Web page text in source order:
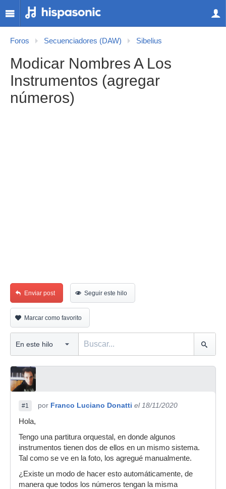
Foros Secuenciadores (DAW) Sibelius
Modicar Nombres A Los
Instrumentos (agregar
números)
Enviar post Seguir este hilo
Marcar como favorito
#1 por Franco Luciano Donatti el 18/11/2020
Hola,
Tengo una partitura orquestal, en donde algunos
instrumentos tienen dos de ellos en un mismo sistema.
Tal como se ve en la foto, los agregué manualmente.
¿Existe un modo de hacer esto automáticamente, de
manera que todos los números tengan la misma